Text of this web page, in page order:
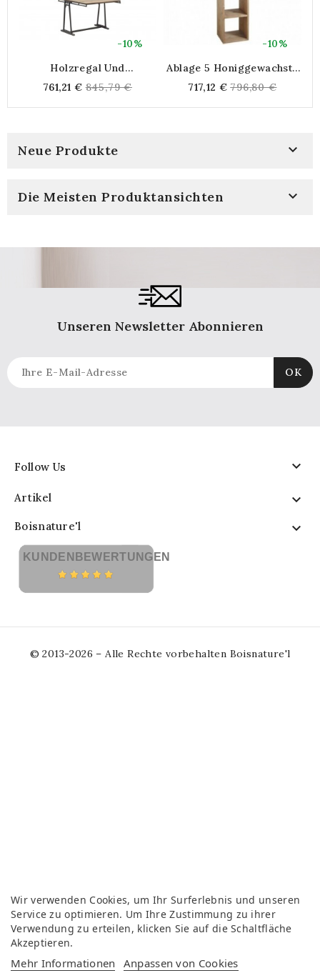
-10%
Holzregal Und
761,21 € Regular
price
845,79 €
-10%
Ablage 5 Honiggewachste
717,12 € Regular
price
796,80 €
Neue Produkte 
Die Meisten Produktansichten 
Unseren Newsletter Abonnieren
Follow Us 
Artikel 
Boisnature'l 
Wir verwenden Cookies, um Ihr Surferlebnis und unseren
Service zu optimieren. Um Ihre Zustimmung zu ihrer
Verwendung zu erteilen, klicken Sie auf die Schaltfläche
Akzeptieren.
Mehr Informationen Anpassen von Cookies
KUNDENBEWERTUNGEN
© 2013-2026 – Alle Rechte vorbehalten Boisnature'l